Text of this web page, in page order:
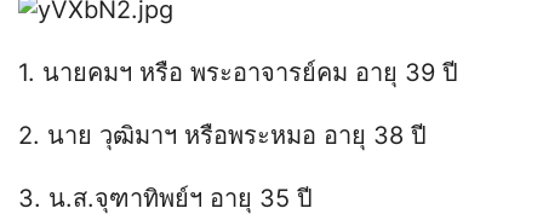
1. นายคมฯ หรือ พระอาจารย์คม อายุ 39 ปี
2. นาย วุฒิมาฯ หรือพระหมอ อายุ 38 ปี
3. น.ส.จุฑาทิพย์ฯ อายุ 35 ปี